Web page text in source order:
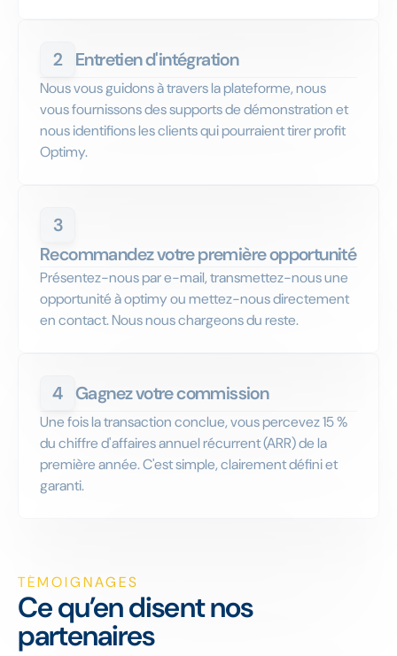
2 Entretien d'intégration
Nous vous guidons à travers la plateforme, nous
vous fournissons des supports de démonstration et
nous identifions les clients qui pourraient tirer profit
Optimy.
3
Recommandez votre première opportunité
Présentez-nous par e-mail, transmettez-nous une
opportunité àoptimyou mettez-nous directement
en contact. Nous nous chargeons du reste.
4 Gagnez votre commission
Une fois la transaction conclue, vous percevez 15 %
du chiffre d'affaires annuel récurrent (ARR) de la
première année. C'est simple, clairement défini et
garanti.
TÉMOIGNAGES
Ce qu’en disent nos
partenaires